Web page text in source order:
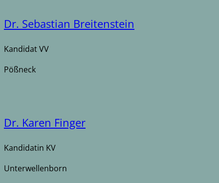
Dr. Sebastian Breitenstein
Kandidat VV
Pößneck
Dr. Karen Finger
Kandidatin KV
Unterwellenborn